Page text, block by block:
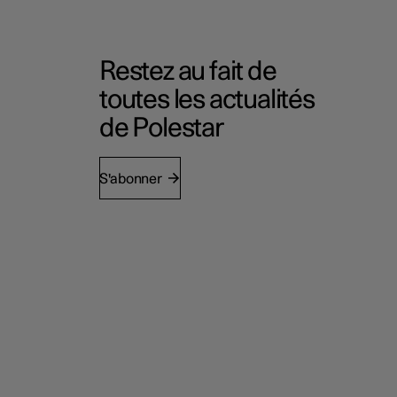
Restez au fait de
toutes les actualités
de Polestar
S'abonner